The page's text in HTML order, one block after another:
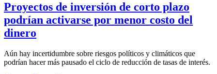
Proyectos de inversión de corto plazo
podrían activarse por menor costo del
dinero
Aún hay incertidumbre sobre riesgos políticos y climáticos que
podrían hacer más pausado el ciclo de reducción de tasas de interés.